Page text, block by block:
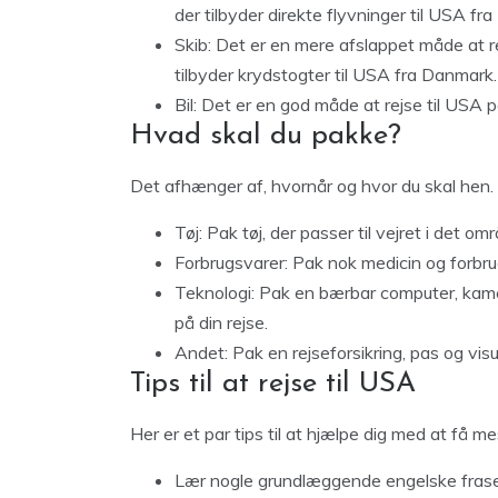
der tilbyder direkte flyvninger til USA fra
Skib: Det er en mere afslappet måde at
tilbyder krydstogter til USA fra Danmark.
Bil: Det er en god måde at rejse til USA
Hvad skal du pakke?
Det afhænger af, hvornår og hvor du skal
Tøj: Pak tøj, der passer til vejret i det
Forbrugsvarer: Pak nok medicin og
Teknologi: Pak en bærbar computer,
på din rejse.
Andet: Pak en rejseforsikring, pas og
Tips til at rejse til USA
Her er et par tips til at hjælpe dig med at få
Lær nogle grundlæggende engelske